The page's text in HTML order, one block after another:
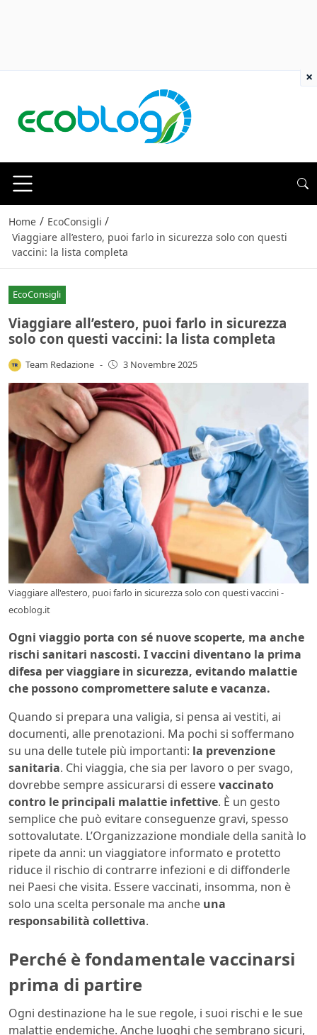
Home / EcoConsigli /
Viaggiare all’estero, puoi farlo in sicurezza solo con questi
vaccini: la lista completa
EcoConsigli
Viaggiare all’estero, puoi farlo in sicurezza
solo con questi vaccini: la lista completa
Team Redazione - 3 Novembre 2025
Viaggiare all'estero, puoi farlo in sicurezza solo con questi vaccini -
ecoblog.it
Ogni viaggio porta con sé nuove scoperte, ma anche
rischi sanitari nascosti. I vaccini diventano la prima
difesa per viaggiare in sicurezza, evitando malattie
che possono compromettere salute e vacanza.
Quando si prepara una valigia, si pensa ai vestiti, ai
documenti, alle prenotazioni. Ma pochi si soffermano
su una delle tutele più importanti: la prevenzione
sanitaria. Chi viaggia, che sia per lavoro o per svago,
dovrebbe sempre assicurarsi di esserevaccinato
contro le principali malattie infettive. È un gesto
semplice che può evitare conseguenze gravi, spesso
sottovalutate. L’Organizzazione mondiale della sanità lo
ripete da anni: un viaggiatore informato e protetto
riduce il rischio di contrarre infezioni e di diffonderle
nei Paesi che visita. Essere vaccinati, insomma, non è
solo una scelta personale ma anche una
responsabilità collettiva.
Perché è fondamentale vaccinarsi
prima di partire
Ogni destinazione ha le sue regole, i suoi rischi e le sue
malattie endemiche. Anche luoghi che sembrano sicuri,
×